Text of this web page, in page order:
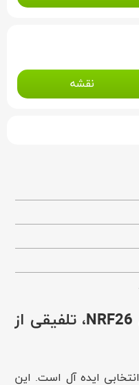
نقشه
یخچال فریزر مدل برلیان NRF26، تلفیقی از
یخچال فریزر مدل برلیان NRF26 انتخابی ایده آل است. این